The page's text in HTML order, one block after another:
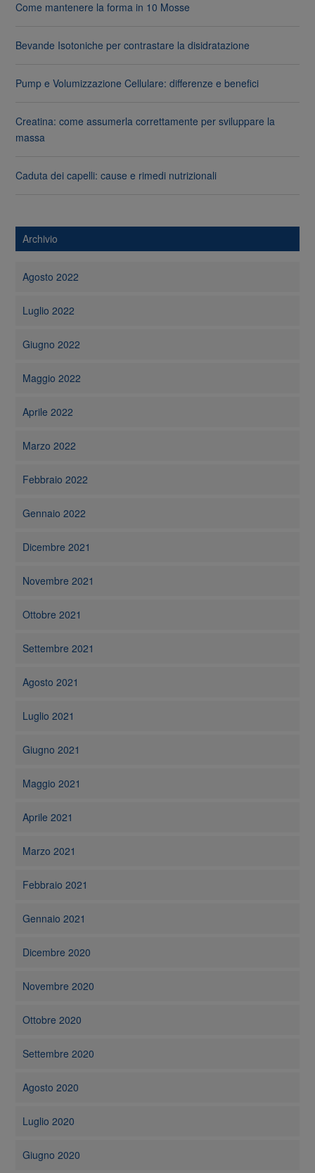
Come mantenere la forma in 10 Mosse
Bevande Isotoniche per contrastare la disidratazione
Pump e Volumizzazione Cellulare: differenze e benefici
Creatina: come assumerla correttamente per sviluppare la
massa
Caduta dei capelli: cause e rimedi nutrizionali
Archivio
Agosto 2022
Luglio 2022
Giugno 2022
Maggio 2022
Aprile 2022
Marzo 2022
Febbraio 2022
Gennaio 2022
Dicembre 2021
Novembre 2021
Ottobre 2021
Settembre 2021
Agosto 2021
Luglio 2021
Giugno 2021
Maggio 2021
Aprile 2021
Marzo 2021
Febbraio 2021
Gennaio 2021
Dicembre 2020
Novembre 2020
Ottobre 2020
Settembre 2020
Agosto 2020
Luglio 2020
Giugno 2020